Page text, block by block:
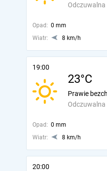
Odczuwalna
Opad: 0 mm
Wiatr:
8 km/h
19:00
23°C
Odczuwalna
Prawie
Opad: 0 mm
Wiatr:
8 km/h
20:00